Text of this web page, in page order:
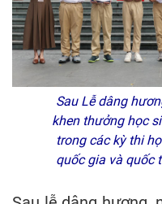
Sau Lễ dâng
khen thưởng học
trong các kỳ thi
quốc gia và quốc